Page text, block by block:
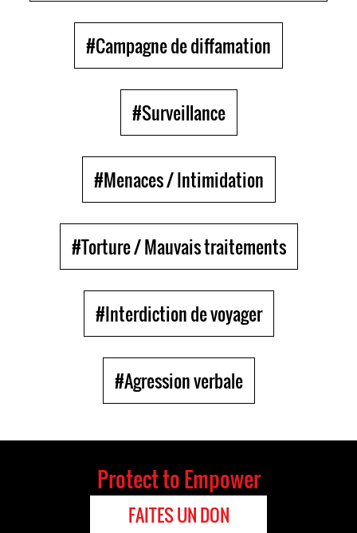
#Campagne de diffamation
#Surveillance
#Menaces / Intimidation
#Torture / Mauvais traitements
#Interdiction de voyager
#Agression verbale
Protect to Empower
FAITES UN DON